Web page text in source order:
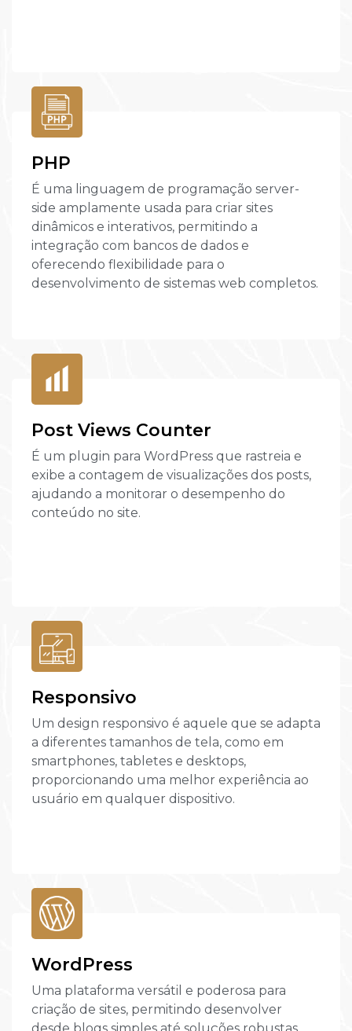
PHP
É uma linguagem de programação server-
side amplamente usada para criar sites
dinâmicos e interativos, permitindo a
integração com bancos de dados e
oferecendo flexibilidade para o
desenvolvimento de sistemas web completos.
Post Views Counter
É um plugin para WordPress que rastreia e
exibe a contagem de visualizações dos posts,
ajudando a monitorar o desempenho do
conteúdo no site.
Responsivo
Um design responsivo é aquele que se adapta
a diferentes tamanhos de tela, como em
smartphones, tabletes e desktops,
proporcionando uma melhor experiência ao
usuário em qualquer dispositivo.
WordPress
Uma plataforma versátil e poderosa para
criação de sites, permitindo desenvolver